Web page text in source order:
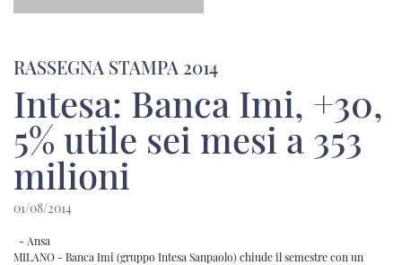
RASSEGNA STAMPA 2014
Intesa: Banca Imi, +30,
5% utile sei mesi a 353
milioni
01/08/2014
- Ansa
MILANO - Banca Imi (gruppo Intesa Sanpaolo) chiude il semestre con un